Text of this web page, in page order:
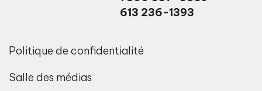
613 236-1393
Politique de confidentialité
Salle des médias